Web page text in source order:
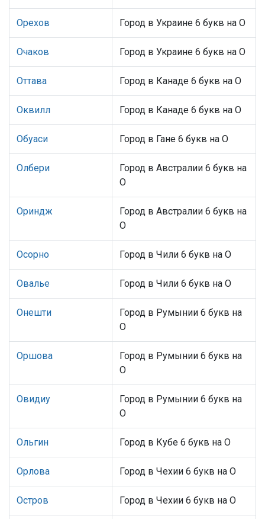
Орехов Город в Украине 6 букв на О
Очаков Город в Украине 6 букв на О
Оттава Город в Канаде 6 букв на О
Оквилл Город в Канаде 6 букв на О
Обуаси Город в Гане 6 букв на О
Олбери
Город в Австралии 6 букв на
О
Ориндж
Город в Австралии 6 букв на
О
Осорно Город в Чили 6 букв на О
Овалье Город в Чили 6 букв на О
Онешти
Город в Румынии 6 букв на
О
Оршова
Город в Румынии 6 букв на
О
Овидиу
Город в Румынии 6 букв на
О
Ольгин Город в Кубе 6 букв на О
Орлова Город в Чехии 6 букв на О
Остров Город в Чехии 6 букв на О